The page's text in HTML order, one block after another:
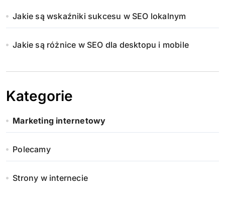
e
w
p
i
s
ó
w
Jakie są wskaźniki sukcesu w SEO lokalnym
Jakie są różnice w SEO dla desktopu i mobile
Kategorie
Marketing internetowy
Polecamy
Strony w internecie